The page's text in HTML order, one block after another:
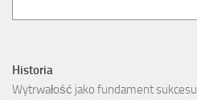
Historia
Wytrwałość jako fundament sukcesu